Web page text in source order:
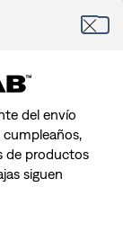
del envío
de productos
siguen